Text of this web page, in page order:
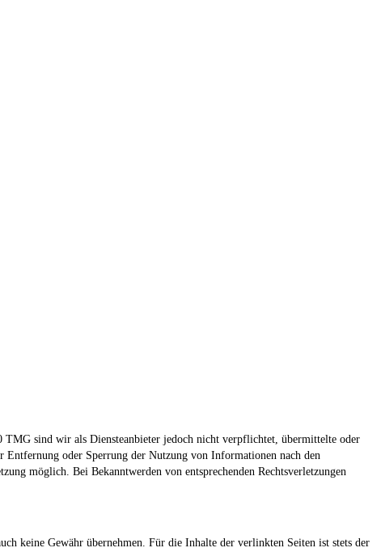
TMG sind wir als Diensteanbieter jedoch nicht verpflichtet, übermittelte oder
oder Sperrung der Nutzung von Informationen nach den
möglich. Bei Bekanntwerden von entsprechenden Rechtsverletzungen
keine Gewähr übernehmen. Für die Inhalte der verlinkten Seiten ist stets der